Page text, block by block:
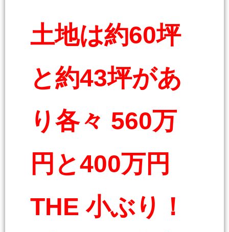
土地は約60坪
と約43坪があ
り各々 560万
円と400万円
THE 小ぶり！